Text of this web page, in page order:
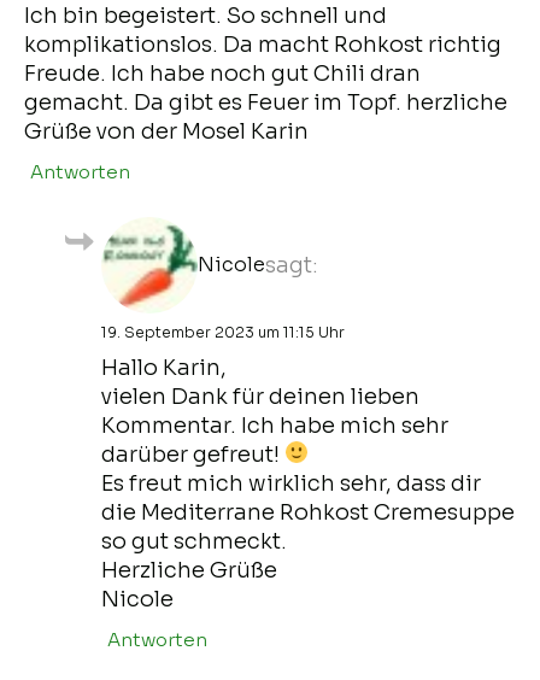
Ich bin begeistert. So schnell und
komplikationslos. Da macht Rohkost richtig
Freude. Ich habe noch gut Chili dran
gemacht. Da gibt es Feuer im Topf. herzliche
Grüße von der Mosel Karin
Antworten
Nicolesagt:
19. September 2023 um 11:15 Uhr
Hallo Karin,
vielen Dank für deinen lieben
Kommentar. Ich habe mich sehr
darüber gefreut!
Es freut mich wirklich sehr, dass dir
die Mediterrane Rohkost Cremesuppe
so gut schmeckt.
Herzliche Grüße
Nicole
Antworten